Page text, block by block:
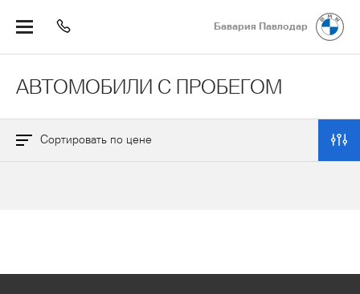
Бавария Павлодар
АВТОМОБИЛИ С ПРОБЕГОМ
Выбрать все Сбросить
Сортировать по цене